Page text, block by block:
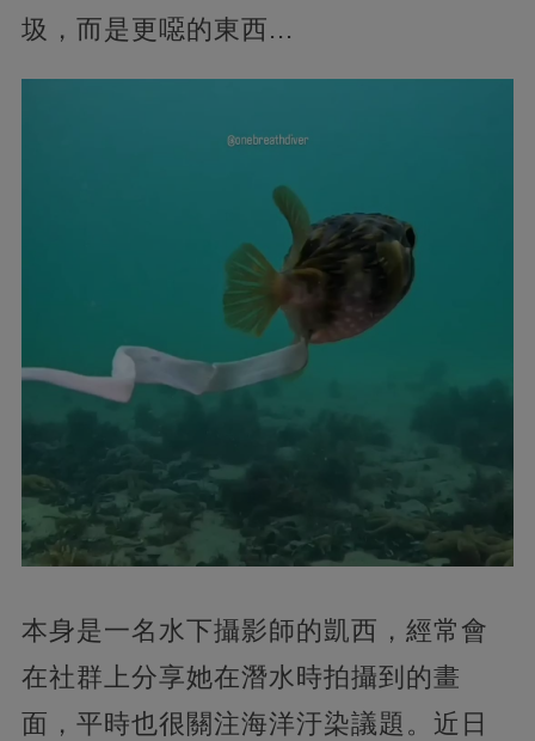
圾，而是更噁的東西...
本身是一名水下攝影師的凱西，經常會
在社群上分享她在潛水時拍攝到的畫
面，平時也很關注海洋汙染議題。近日